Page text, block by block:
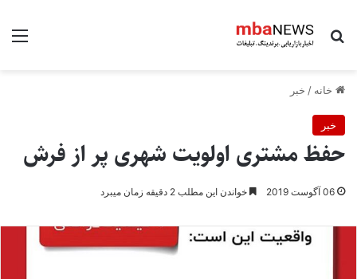
جستجو برای
خانه / خبر
خبر
حفظ مشتری اولویت شهری پر از فرش
06 آگوست 2019 خواندن این مطلب 2 دقیقه زمان میبرد